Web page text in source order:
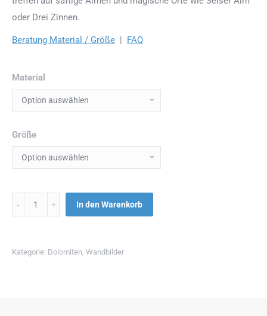
oder Drei Zinnen.
Beratung Material / Größe FAQ
Material
Größe
Menge In den Warenkorb
Kategorie: Dolomiten, Wandbilder